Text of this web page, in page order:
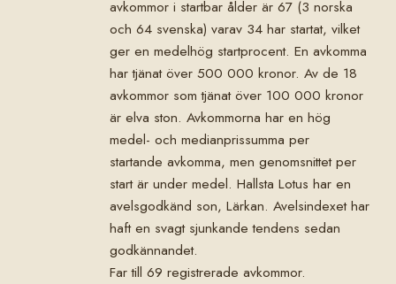
avkommor i startbar ålder är 67 (3 norska
och 64 svenska) varav 34 har startat, vilket
ger en medelhög startprocent. En avkomma
har tjänat över 500 000 kronor. Av de 18
avkommor som tjänat över 100 000 kronor
är elva ston. Avkommorna har en hög
medel- och medianprissumma per
startande avkomma, men genomsnittet per
start är under medel. Hallsta Lotus har en
avelsgodkänd son, Lärkan. Avelsindexet har
haft en svagt sjunkande tendens sedan
godkännandet.
Far till 69 registrerade avkommor.